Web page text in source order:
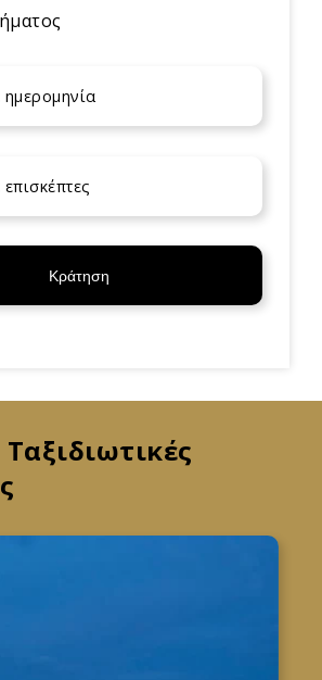
Κράτηση